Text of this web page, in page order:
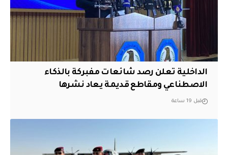
الداخلية تعلن رصد شائعات مفبركة بالذكاء
الاصطناعي ومقاطع قديمة يعاد نشرها
قبل 19 ساعة